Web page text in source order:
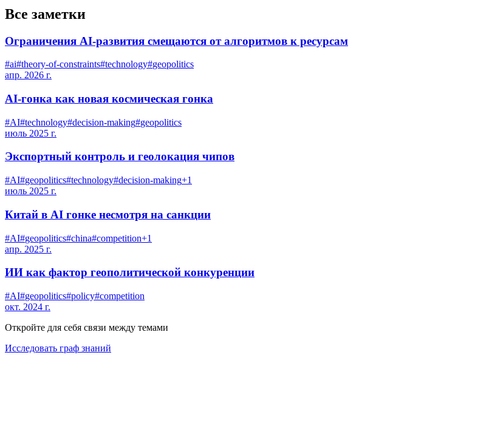
Все заметки
Ограничения AI-развития смещаются от алгоритмов к ресурсам
#ai#theory-of-constraints#technology#geopolitics
апр. 2026 г.
AI-гонка как новая космическая гонка
#AI#technology#decision-making#geopolitics
июль 2025 г.
Экспортный контроль и геолокация чипов
#AI#geopolitics#technology#decision-making+1
июль 2025 г.
Китай в AI гонке несмотря на санкции
#AI#geopolitics#china#competition+1
апр. 2025 г.
ИИ как фактор геополитической конкуренции
#AI#geopolitics#policy#competition
окт. 2024 г.
Откройте для себя связи между темами
Исследовать граф знаний